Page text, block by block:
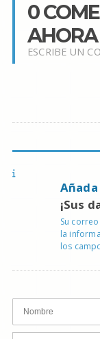
0
AHORA
ESCRIBE UN
¡Sus
Su
la
los